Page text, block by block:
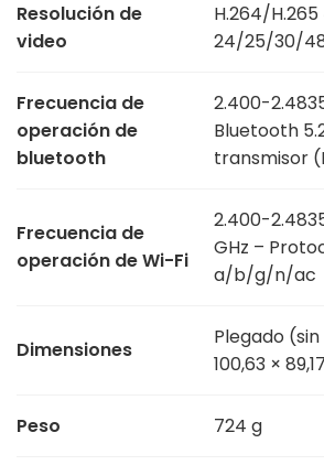
Resolución de
video
H.264/
24/25/30/
Frecuencia de
operación de
bluetooth
2.400-
Bluetooth
transmisor
Frecuencia de
operación de Wi-Fi
2.400-
GHz –
a/b/g/n/ac
Dimensiones
Plegado (sin
100,63 ×
Peso 724 g